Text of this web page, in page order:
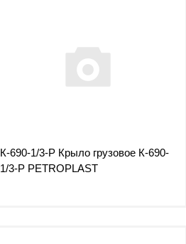
К-690-1/3-Р Крыло грузовое К-690-
1/3-Р PETROPLAST